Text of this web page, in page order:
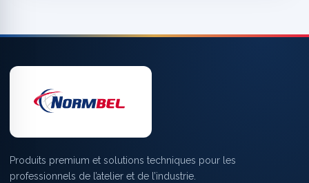
Produits premium et solutions techniques pour les
professionnels de l’atelier et de l’industrie.